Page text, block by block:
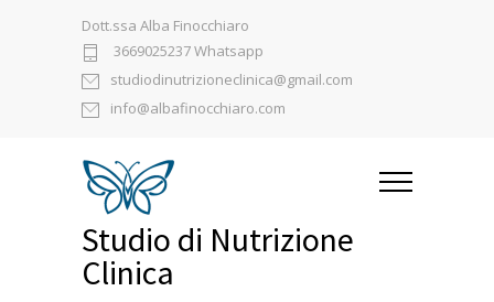
Dott.ssa Alba Finocchiaro
3669025237 Whatsapp
studiodinutrizioneclinica@gmail.com
info@albafinocchiaro.com
Studio di Nutrizione
Clinica